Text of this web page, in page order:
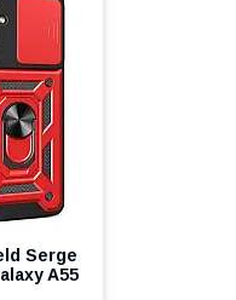
Serge
A55